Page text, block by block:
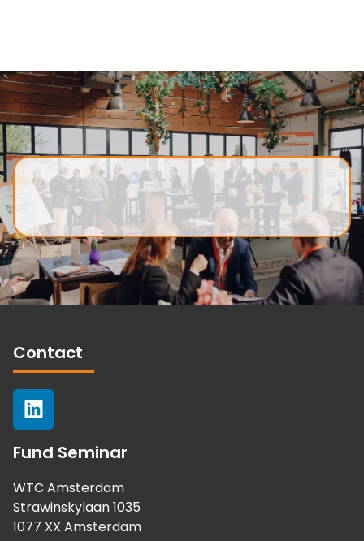
Contact
Fund Seminar
WTC Amsterdam
Strawinskylaan 1035
1077 XX Amsterdam